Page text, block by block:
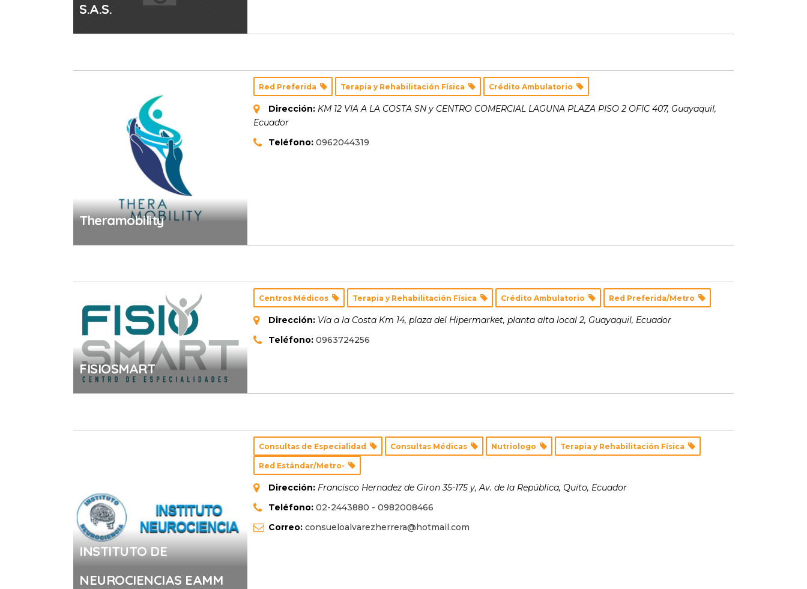
S.A.S.
Theramobility
Red Preferida Terapia y Rehabilitación Física Crédito Ambulatorio
Dirección: KM 12 VIA A LA COSTA SN y CENTRO COMERCIAL LAGUNA PLAZA PISO 2 OFIC 407, Guayaquil,
Ecuador
Teléfono: 0962044319
FISIOSMART
Centros Médicos Terapia y Rehabilitación Física Crédito Ambulatorio Red Preferida/Metro
Dirección: Vía a la Costa Km 14, plaza del Hipermarket, planta alta local 2, Guayaquil, Ecuador
Teléfono: 0963724256
INSTITUTO DE
NEUROCIENCIAS EAMM
Consultas de Especialidad Consultas Médicas Nutriologo Terapia y Rehabilitación Física
Red Estándar/Metro-
Dirección: Francisco Hernadez de Giron 35-175 y, Av. de la República, Quito, Ecuador
Teléfono: 02-2443880 - 0982008466
Correo: consueloalvarezherrera@hotmail.com